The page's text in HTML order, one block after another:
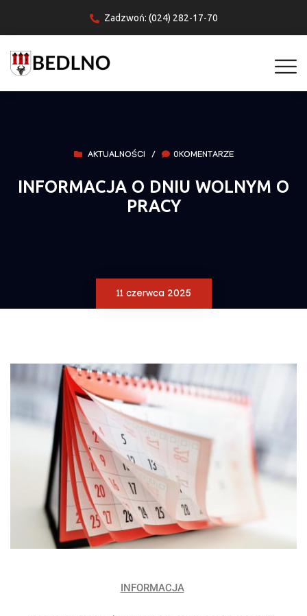
Zadzwoń: (024) 282-17-70
AKTUALNOŚCI / 0KOMENTARZE
INFORMACJA O DNIU WOLNYM O
PRACY
11 czerwca 2025
INFORMACJA